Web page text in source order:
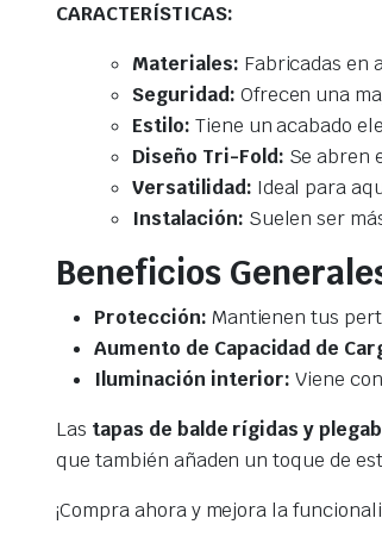
CARACTERÍSTICAS:
Materiales: Fabricadas en
Seguridad: Ofrecen una
Estilo: Tiene un acabado
Diseño Tri-Fold: Se abren
Versatilidad: Ideal para
Instalación: Suelen ser
Beneficios
Protección: Mantienen tus
Aumento de Capacidad de
Iluminación interior:Viene
Las tapas de balde rígidas y
que también añaden un toque de
¡Compra ahora y mejora la